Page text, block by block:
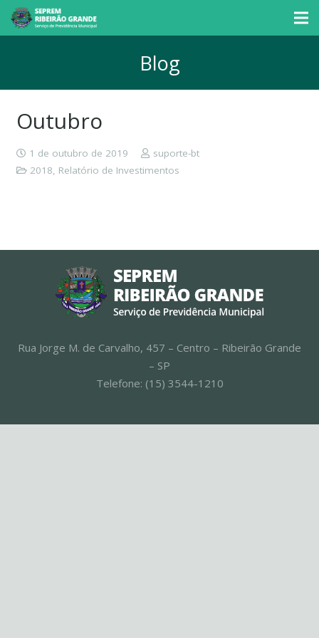
Blog
Outubro
1 de outubro de 2019
suporte-bt
2018 Relatório de Investimentos
Rua Jorge M. de Carvalho, 457 – Centro – Ribeirão Grande
– SP
Telefone: (15) 3544-1210